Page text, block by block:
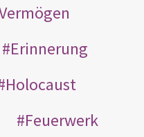
Erinnerung
Holocaust
Feuerwerk